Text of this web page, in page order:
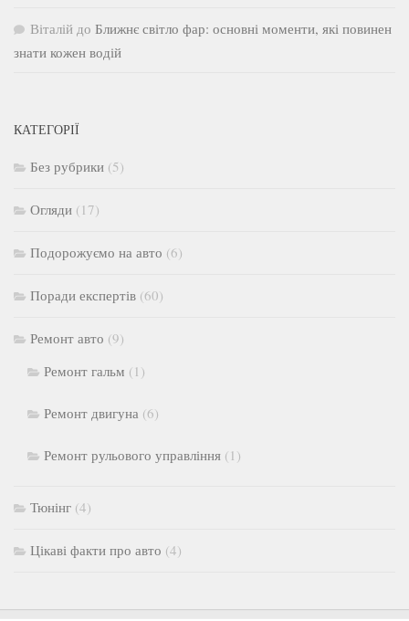
Віталій до Ближнє світло фар: основні моменти, які повинен
знати кожен водій
КАТЕГОРІЇ
Без рубрики (5)
Огляди (17)
Подорожуємо на авто (6)
Поради експертів (60)
Ремонт авто (9)
Ремонт гальм (1)
Ремонт двигуна (6)
Ремонт рульового управління (1)
Тюнінг (4)
Цікаві факти про авто (4)